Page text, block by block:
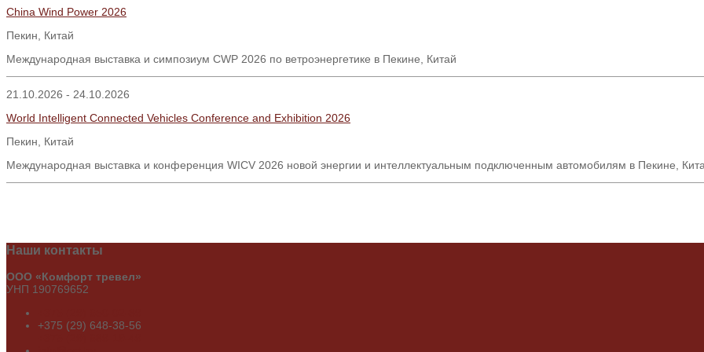
China Wind Power 2026
Пекин, Китай
Международная выставка и симпозиум CWP 2026 по ветроэнергетике в Пекине, Китай
21.10.2026 - 24.10.2026
World Intelligent Connected Vehicles Conference and Exhibition 2026
Пекин, Китай
Международная выставка и конференция WICV 2026 новой энергии и интеллектуальным подключенным автомобилям в Пекине,
Наши контакты
ООО «Комфорт тревел»
УНП 190769652
+375 (29) 648-38-56